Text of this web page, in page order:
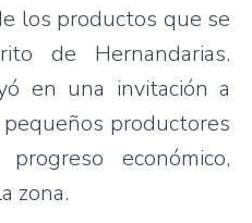
los productos que se
de Hernandarias.
en una invitación a
productores
económico,
zona.